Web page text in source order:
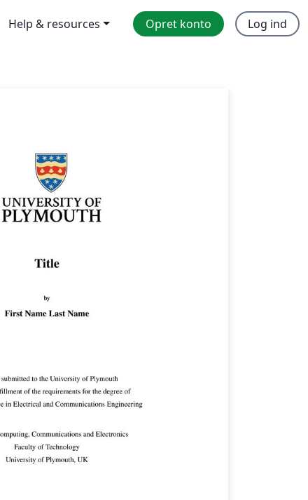
Help & resources Opret konto Log ind